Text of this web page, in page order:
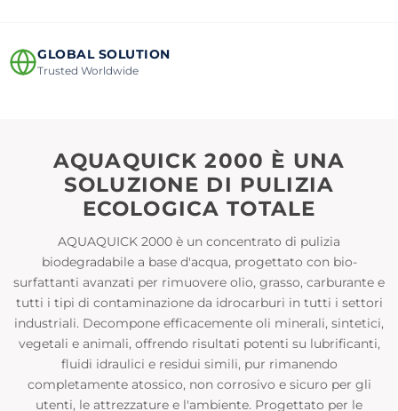
GLOBAL SOLUTION
Trusted Worldwide
AQUAQUICK 2000 È UNA
SOLUZIONE DI PULIZIA
ECOLOGICA TOTALE
AQUAQUICK 2000 è un concentrato di pulizia
biodegradabile a base d'acqua, progettato con bio-
surfattanti avanzati per rimuovere olio, grasso, carburante e
tutti i tipi di contaminazione da idrocarburi in tutti i settori
industriali. Decompone efficacemente oli minerali, sintetici,
vegetali e animali, offrendo risultati potenti su lubrificanti,
fluidi idraulici e residui simili, pur rimanendo
completamente atossico, non corrosivo e sicuro per gli
utenti, le attrezzature e l'ambiente. Progettato per le